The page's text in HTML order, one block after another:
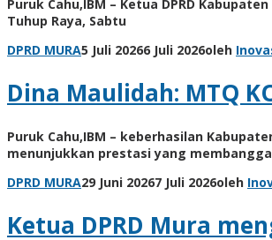
Puruk Cahu,IBM – Ketua DPRD
Tuhup Raya, Sabtu
DPRD MURA5 Juli 20266 Juli 2026oleh
Dina Maulidah: MTQ
Puruk Cahu,IBM – keberhasilan
menunjukkan prestasi yang
DPRD MURA29 Juni 20267 Juli 2026oleh
Ketua DPRD Mura